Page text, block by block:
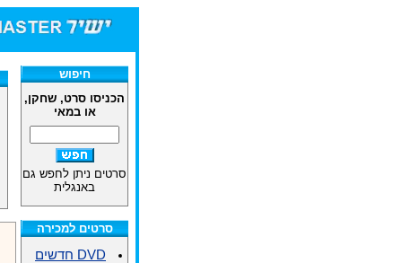
חיפוש
הכניסו סרט, שחקן,
או במאי
סרטים ניתן לחפש גם
באנגלית
סרטים למכירה
DVD חדשים